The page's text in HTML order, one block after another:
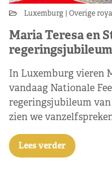
Luxemburg Overige
Maria Teresa en
In Luxemburg vieren
vandaag Nationale
regeringsjubileum
zien we
Lees verder